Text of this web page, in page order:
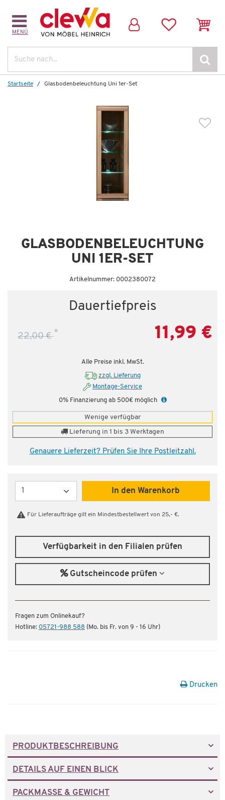
MENÜ
Startseite Glasbodenbeleuchtung Uni 1er-Set
GLASBODENBELEUCHTUNG
UNI 1ER-SET
Artikelnummer: 0002380072
Dauertiefpreis
22,00 €* 11,99 €
Alle Preise inkl. MwSt.
zzgl. Lieferung
Montage-Service
0% Finanzierung ab 500€ möglich
Wenige verfügbar
Lieferung in 1 bis 3 Werktagen
Genauere Lieferzeit? Prüfen Sie Ihre Postleitzahl.
Menge
In den Warenkorb
Für Lieferaufträge gilt ein Mindestbestellwert von 25,- €.
Verfügbarkeit in den Filialen prüfen
Gutscheincode prüfen
Fragen zum Onlinekauf?
Hotline: 05721-988 588 (Mo. bis Fr. von 9 - 16 Uhr)
Drucken
PRODUKTBESCHREIBUNG
DETAILS AUF EINEN BLICK
PACKMASSE & GEWICHT